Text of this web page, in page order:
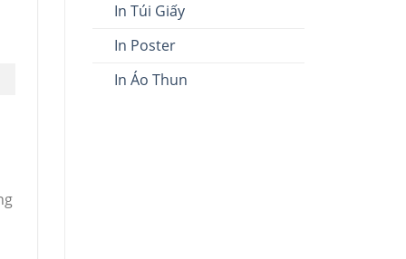
In Túi Giấy
In Poster
In Áo Thun